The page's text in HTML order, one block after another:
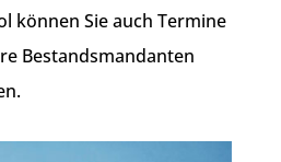
können Sie auch Termine
Bestandsmandanten